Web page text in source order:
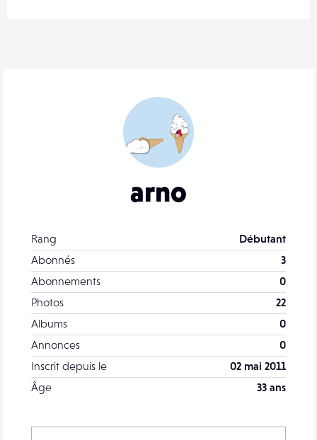
arno
Rang
Débutant
Abonnés
3
Abonnements
0
Photos
22
Albums
0
Annonces
0
Inscrit depuis le
02 mai 2011
Âge
33 ans